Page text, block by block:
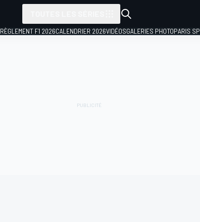
RÈGLEMENT F1 2026CALENDRIER 2026VIDÉOSGALERIES PHOTOPARIS